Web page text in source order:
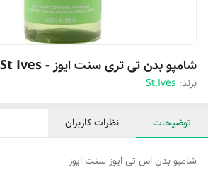
شامپو بدن تی تری سنت ایوز - St Ives حجم۶۵۰میل
برند: St.Ives
توضیحات نظرات کاربران
شامپو بدن اس تی ایوز سنت ایوز